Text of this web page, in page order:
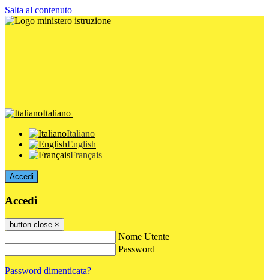
Salta al contenuto
Italiano
Italiano
English
Français
Accedi
Accedi
button close ×
Nome Utente
Password
Password dimenticata?